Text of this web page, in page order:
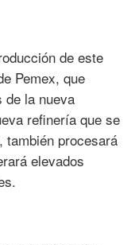
de este
Pemex, que
de la nueva
refinería que se
también procesará
elevados